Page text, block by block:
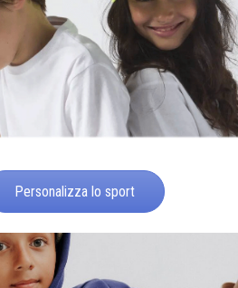
Personalizza lo sport